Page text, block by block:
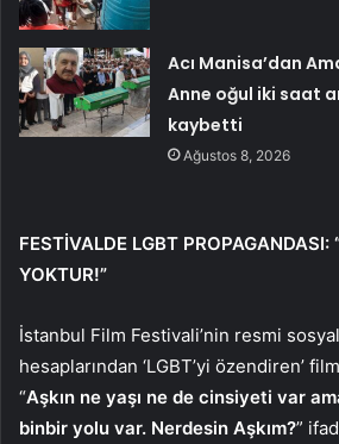
Acı Manisa’dan
Anne oğul iki saat
kaybetti
Ağustos 8, 2026
FESTİVALDE LGBT PROPAGANDASI:
YOKTUR!”
İstanbul Film Festivali’nin resmi
hesaplarından ‘LGBT’yi özendiren’
“Aşkın ne yaşı ne de cinsiyeti var
binbir yolu var. Nerdesin Aşkım?”